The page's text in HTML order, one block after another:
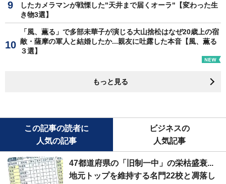
したカメラマンが戦慄した"天井まで届くオーラ"【変わった生
き物3選】
「風、薫る」で多部未華子が演じる大山捨松はなぜ20歳上の宿
敵・薩摩の軍人と結婚したか...親友に吐露した本音【風、薫る
３選】
もっと見る
この記事の読者に
人気の記事
ビジネスの
人気記事
47都道府県の「旧制一中」の栄枯盛衰...
地元トップを維持する名門22校と凋落し